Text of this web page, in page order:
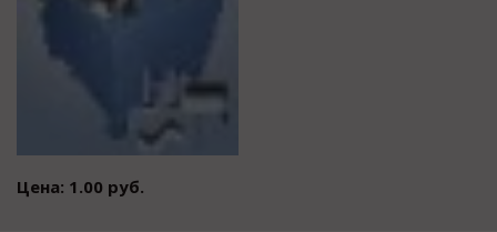
Цена: 1.00 руб.